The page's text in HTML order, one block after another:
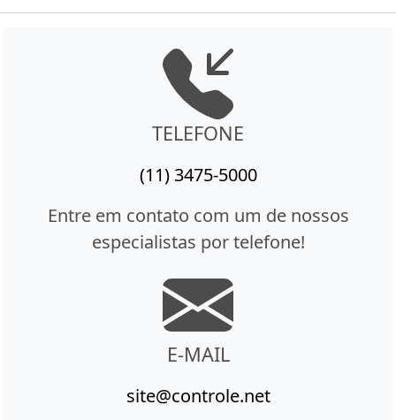
TELEFONE
(11) 3475-5000
Entre em contato com um de nossos
especialistas por telefone!
E-MAIL
site@controle.net